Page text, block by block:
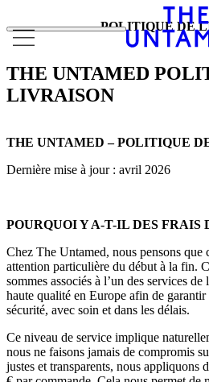
POLITIQUE DE
THE UNTAMED
LIVRAISON
THE UNTAMED – POLITIQUE
Dernière mise à jour : avril 2026
POURQUOI Y A-T-IL DES FRAIS
Chez The Untamed, nous pensons que
attention particulière du début à la fin.
sommes associés à l’un des services
haute qualité en Europe afin de
sécurité, avec soin et dans les délais.
Ce niveau de service implique
nous ne faisons jamais de compromis
justes et transparents, nous appliquons